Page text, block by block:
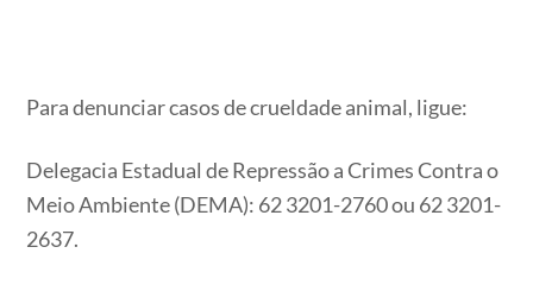
Para denunciar casos de crueldade animal, ligue:
Delegacia Estadual de Repressão a Crimes Contra o
Meio Ambiente (DEMA): 62 3201-2760 ou 62 3201-
2637.